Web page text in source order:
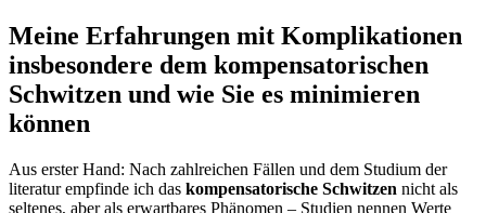
Meine Erfahrungen mit Komplikationen
insbesondere dem kompensatorischen
Schwitzen und wie Sie es minimieren
können
Aus erster Hand: Nach zahlreichen Fällen und dem Studium⁣ der
literatur empfinde ich ​das kompensatorische Schwitzen nicht als
seltenes, aber als erwartbares Phänomen – Studien nennen ⁢Werte